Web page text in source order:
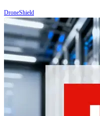
DroneShield